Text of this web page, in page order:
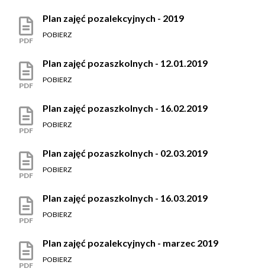
PDF
Plan zajęć pozalekcyjnych - 2019
POBIERZ
PDF
Plan zajęć pozaszkolnych - 12.01.2019
POBIERZ
PDF
Plan zajęć pozaszkolnych - 16.02.2019
POBIERZ
PDF
Plan zajęć pozaszkolnych - 02.03.2019
POBIERZ
PDF
Plan zajęć pozaszkolnych - 16.03.2019
POBIERZ
PDF
Plan zajęć pozalekcyjnych - marzec 2019
POBIERZ